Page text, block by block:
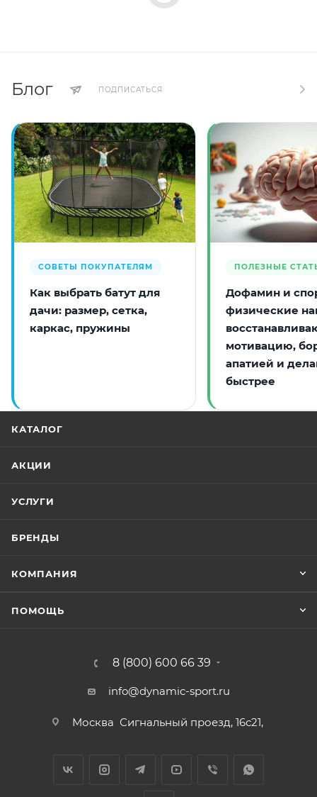
Блог ПОДПИСАТЬСЯ
СОВЕТЫ ПОКУПАТЕЛЯМ
Как выбрать батут для
дачи: размер, сетка,
каркас, пружины
ПОЛЕЗНЫЕ
Дофамин и
физические
мотивацию,
апатией и
быстрее
КАТАЛОГ
АКЦИИ
УСЛУГИ
БРЕНДЫ
КОМПАНИЯ
ПОМОЩЬ
8 (800) 600 66 39
info@dynamic-sport.ru
Москва Сигнальный проезд, 16с21,